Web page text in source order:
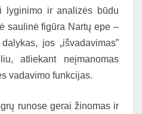
lyginimo ir analizės būdu
saulinė figūra Nartų epe –
jos „išvadavimas”
atliekant neįmanomas
vadavimo funkcijas.
runose gerai žinomas ir